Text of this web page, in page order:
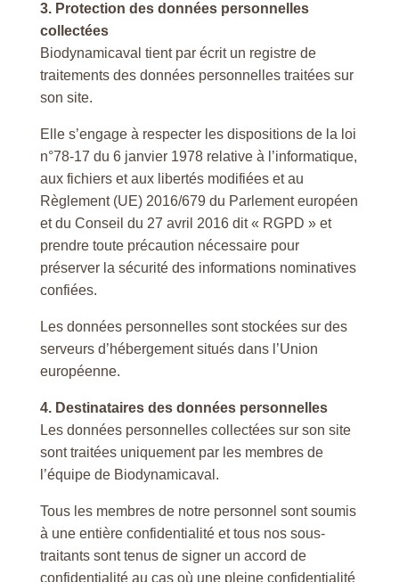
3. Protection des données personnelles
collectées
Biodynamicaval tient par écrit un registre de
traitements des données personnelles traitées sur
son site.
Elle s’engage à respecter les dispositions de la loi
n°78-17 du 6 janvier 1978 relative à l’informatique,
aux fichiers et aux libertés modifiées et au
Règlement (UE) 2016/679 du Parlement européen
et du Conseil du 27 avril 2016 dit « RGPD » et
prendre toute précaution nécessaire pour
préserver la sécurité des informations nominatives
confiées.
Les données personnelles sont stockées sur des
serveurs d’hébergement situés dans l’Union
européenne.
4. Destinataires des données personnelles
Les données personnelles collectées sur son site
sont traitées uniquement par les membres de
l’équipe de Biodynamicaval.
Tous les membres de notre personnel sont soumis
à une entière confidentialité et tous nos sous-
traitants sont tenus de signer un accord de
confidentialité au cas où une pleine confidentialité